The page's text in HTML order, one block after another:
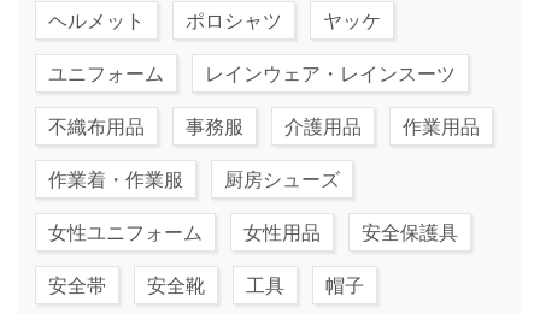
ヘルメット ポロシャツ ヤッケ
ユニフォーム レインウェア・レインスーツ
不織布用品 事務服 介護用品 作業用品
作業着・作業服 厨房シューズ
女性ユニフォーム 女性用品 安全保護具
安全帯 安全靴 工具 帽子